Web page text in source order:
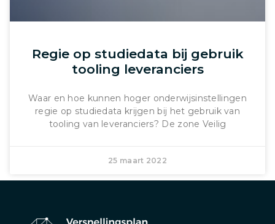
Regie op studiedata bij gebruik
tooling leveranciers
Waar en hoe kunnen hoger onderwijsinstellingen
regie op studiedata krijgen bij het gebruik van
tooling van leveranciers? De zone Veilig
25 maart 2022